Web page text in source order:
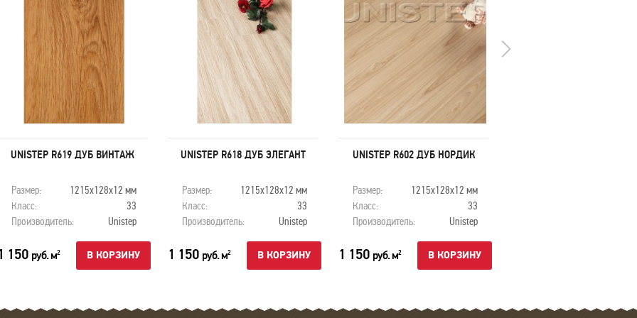
UNISTEP R619 ДУБ ВИНТАЖ
Размер:
1215x128x12 мм
Класс:
33
Производитель:
Unistep
150 руб. м2 В КОРЗИНУ
UNISTEP R618 ДУБ ЭЛЕГАНТ
Размер:
1215x128x12 мм
Класс:
33
Производитель:
Unistep
1 150 руб. м2 В КОРЗИНУ
UNISTEP R602 ДУБ НОРДИК
Размер:
1215x128x12 мм
Класс:
33
Производитель:
Unistep
1 150 руб. м2 В КОРЗИНУ